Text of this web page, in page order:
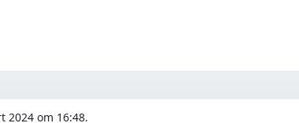
2024 om 16:48.